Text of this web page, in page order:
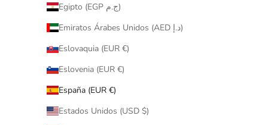
Egipto (EGP ج.م)
Emiratos Árabes Unidos (AED د.إ)
Eslovaquia (EUR €)
Eslovenia (EUR €)
España (EUR €)
Estados Unidos (USD $)